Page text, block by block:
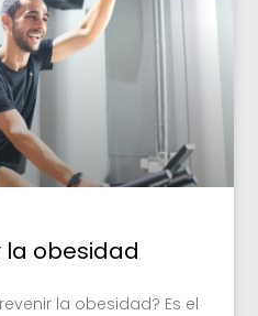
obesidad
la obesidad? Es el